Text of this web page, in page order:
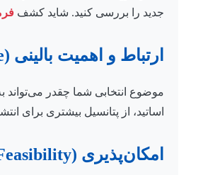
جدید را بررسی کنید. شاید کشف
ارتباط و اهمیت بالینی (Clinical Relevance)
موضوع انتخابی شما چقدر می‌تواند
اساتید، از پتانسیل بیشتری برای
امکان‌پذیری (Feasibility)